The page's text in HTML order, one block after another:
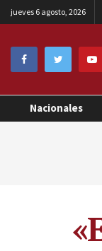
jueves 6 agosto, 2026
Nacionales